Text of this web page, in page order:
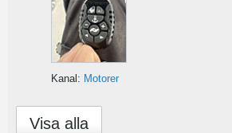
Kanal: Motorer
Visa alla